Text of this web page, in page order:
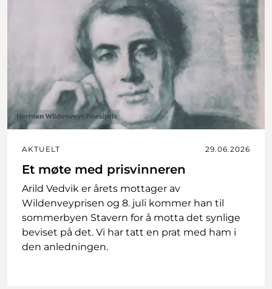
AKTUELT 29.06.2026
Et møte med prisvinneren
Arild Vedvik er årets mottager av
Wildenveyprisen og 8. juli kommer han til
sommerbyen Stavern for å motta det synlige
beviset på det. Vi har tatt en prat med ham i
den anledningen.